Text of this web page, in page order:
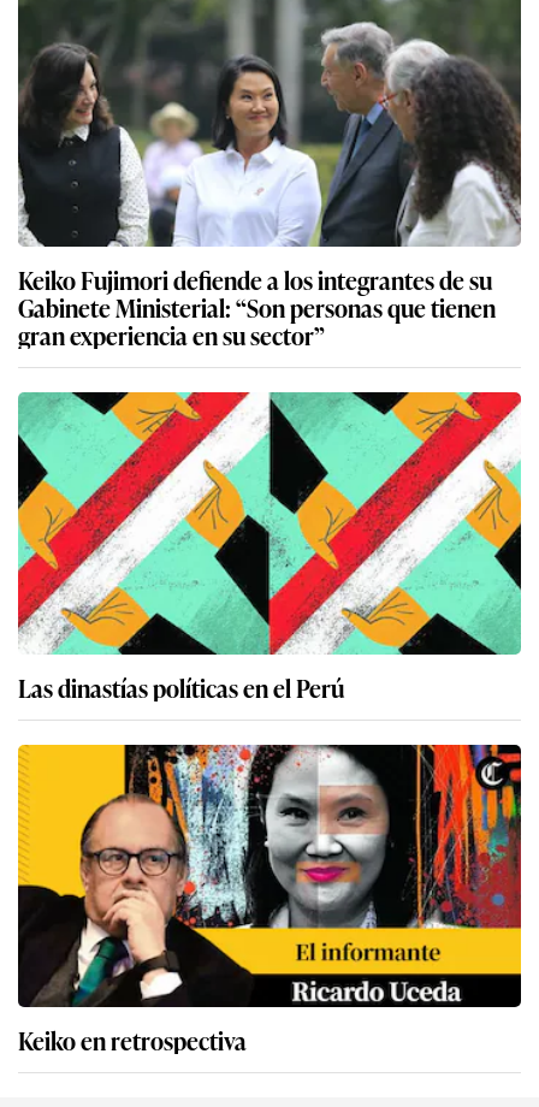
Keiko Fujimori defiende a los integrantes de su
Gabinete Ministerial: “Son personas que tienen
gran experiencia en su sector”
Las dinastías políticas en el Perú
Keiko en retrospectiva